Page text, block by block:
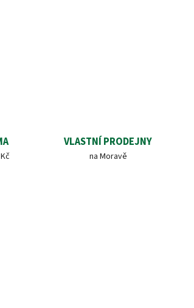
VLASTNÍ PRODEJNY
na Moravě